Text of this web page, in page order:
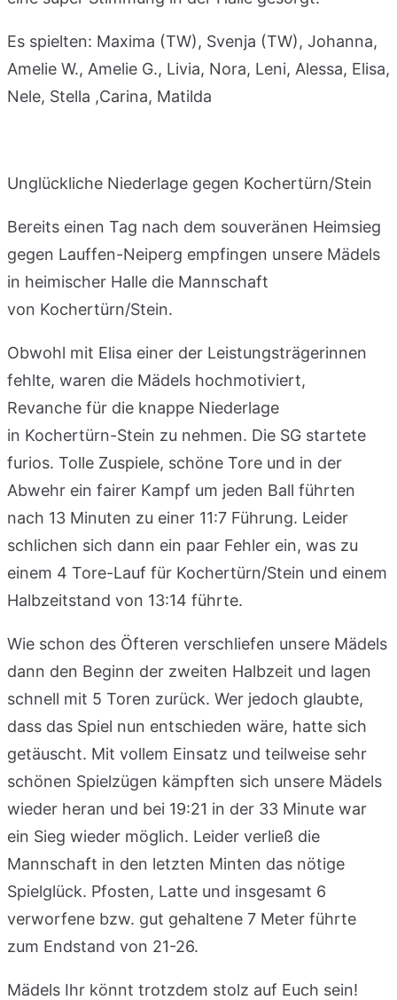
Es spielten: Maxima (TW), Svenja (TW), Johanna,
Amelie W., Amelie G., Livia, Nora, Leni, Alessa, Elisa,
Nele, Stella ,Carina, Matilda
Unglückliche Niederlage gegen Kochertürn/Stein
Bereits einen Tag nach dem souveränen Heimsieg
gegen Lauffen-Neiperg empfingen unsere Mädels
in heimischer Halle die Mannschaft
von Kochertürn/Stein.
Obwohl mit Elisa einer der Leistungsträgerinnen
fehlte, waren die Mädels hochmotiviert,
Revanche für die knappe Niederlage
in Kochertürn-Stein zu nehmen. Die SG startete
furios. Tolle Zuspiele, schöne Tore und in der
Abwehr ein fairer Kampf um jeden Ball führten
nach 13 Minuten zu einer 11:7 Führung. Leider
schlichen sich dann ein paar Fehler ein, was zu
einem 4 Tore-Lauf für Kochertürn/Stein und einem
Halbzeitstand von 13:14 führte.
Wie schon des Öfteren verschliefen unsere Mädels
dann den Beginn der zweiten Halbzeit und lagen
schnell mit 5 Toren zurück. Wer jedoch glaubte,
dass das Spiel nun entschieden wäre, hatte sich
getäuscht. Mit vollem Einsatz und teilweise sehr
schönen Spielzügen kämpften sich unsere Mädels
wieder heran und bei 19:21 in der 33 Minute war
ein Sieg wieder möglich. Leider verließ die
Mannschaft in den letzten Minten das nötige
Spielglück. Pfosten, Latte und insgesamt 6
verworfene bzw. gut gehaltene 7 Meter führte
zum Endstand von 21-26.
Mädels Ihr könnt trotzdem stolz auf Euch sein!